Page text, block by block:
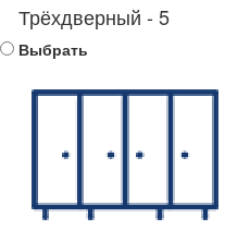
Трёхдверный - 5
Выбрать